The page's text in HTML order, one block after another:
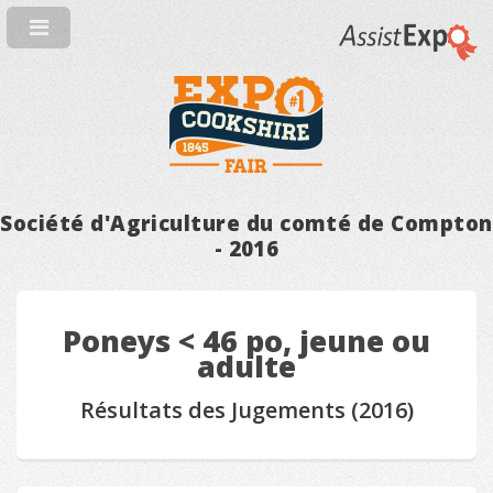
Société d'Agriculture du comté de Compton
- 2016
Poneys < 46 po, jeune ou
adulte
Résultats des Jugements (2016)